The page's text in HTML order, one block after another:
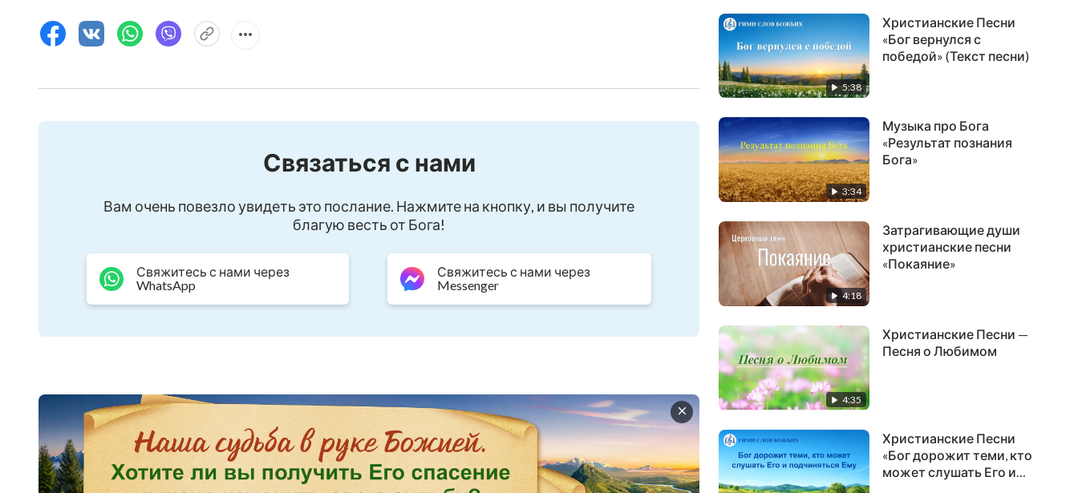
Со спокойным пред Богом сердцем
молись в определенное время.
Даже если много дел,
молись каждый день и Божьи слова вкушай и пей.
Стань ближе сердцем к Богу и созерцай Его любовь.
огради себя от воздействия внешнего мира.
Успокоение сердца пред Богом –
один из самых важных шагов
Связаться с нами
Вам очень повезло увидеть это послание. Нажмите на кнопку, и вы получите
благую весть от Бога!
Свяжитесь с нами через
WhatsApp
Свяжитесь с нами через
Messenger
5:38
Христианские Песни
«Бог вернулся с
победой» (Текст песни)
3:34
Музыка про Бога
«Результат познания
Бога»
4:18
Затрагивающие души
христианские песни
«Покаяние»
4:35
Христианские Песни —
Песня о Любимом
Христианские Песни
«Бог дорожит теми, кто
может слушать Его и